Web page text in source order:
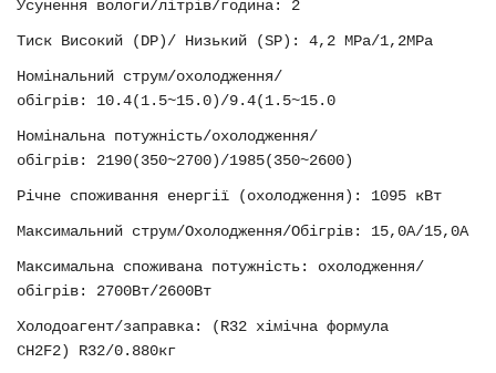
Усунення вологи/літрів/година: 2
Тиск Високий (DP)/ Низький (SP): 4,2 MPa/1,2MPa
Номінальний струм/охолодження/
обігрів: 10.4(1.5~15.0)/9.4(1.5~15.0
Номінальна потужність/охолодження/
обігрів: 2190(350~2700)/1985(350~2600)
Річне споживання енергії (охолодження): 1095 кВт
Максимальний струм/Охолодження/Обігрів: 15,0A/15,0А
Максимальна споживана потужність: охолодження/
обігрів: 2700Вт/2600Вт
Холодоагент/заправка: (R32 хімічна формула
CH2F2) R32/0.880кг